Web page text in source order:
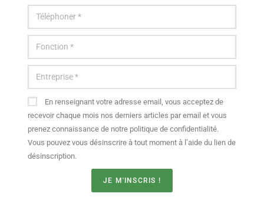
En renseignant votre adresse email, vous acceptez de
recevoir chaque mois nos derniers articles par email et vous
prenez connaissance de notre politique de confidentialité.
Vous pouvez vous désinscrire à tout moment à l’aide du lien de
désinscription.
JE M'INSCRIS !